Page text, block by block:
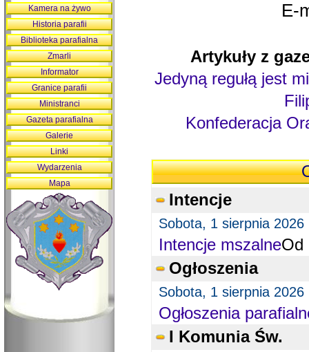
E-
Artykuły z
Jedyną regułą jest
Konfederacja
Intencje
Sobota, 1 sierpnia 2026
Intencje mszalneOd
Ogłoszenia
Sobota, 1 sierpnia 2026
Ogłoszenia
I Komunia Św.
Kamera na żywo
Historia parafii
Biblioteka parafialna
Zmarli
Informator
Granice parafii
Ministranci
Gazeta parafialna
Galerie
Linki
Wydarzenia
Mapa